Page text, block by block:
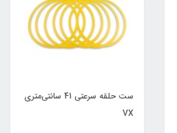
ست حلقه سرعتی 41 سانتی‌متری
VX